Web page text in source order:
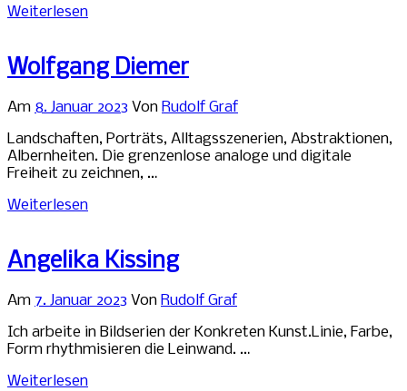
Weiterlesen
Wolfgang Diemer
Am 8. Januar 2023 Von Rudolf Graf
Landschaften, Porträts, Alltagsszenerien, Abstraktionen,
Albernheiten. Die grenzenlose analoge und digitale
Freiheit zu zeichnen, …
Weiterlesen
Angelika Kissing
Am 7. Januar 2023 Von Rudolf Graf
Ich arbeite in Bildserien der Konkreten Kunst.Linie, Farbe,
Form rhythmisieren die Leinwand. …
Weiterlesen